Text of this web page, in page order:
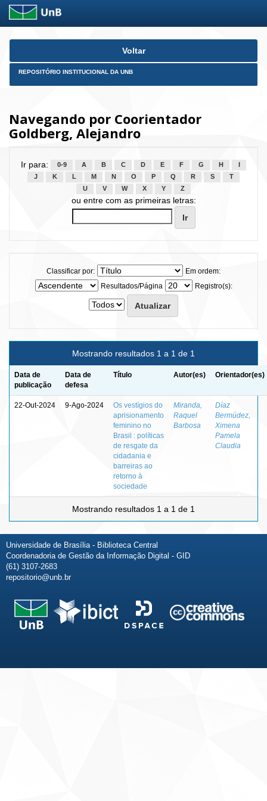
Skip
Voltar
REPOSITÓRIO INSTITUCIONAL DA UNB
Navegando por Coorientador
Goldberg, Alejandro
Ir para: 0-9 A B C D E F G H
J
K L M N O P Q R S
T
U
V W X Y Z
ou entre com as primeiras letras:
Classificar por:
Em ordem:
Resultados/Página
Registro(s):
Mostrando resultados 1 a 1 de 1
Data de
publicação
Data de
defesa
Título Autor(es) Orientador(es)
22-Out-2024 9-Ago-2024
Os vestígios do
aprisionamento
feminino no
Brasil : políticas
de resgate da
cidadania e
barreiras ao
retorno à
sociedade
Miranda,
Raquel
Barbosa
Díaz
Bermúdez,
Ximena
Pamela
Claudia
Mostrando resultados 1 a 1 de 1
Universidade de Brasília - Biblioteca Central
Coordenadoria de Gestão da Informação Digital - GID
(61) 3107-2683
repositorio@unb.br